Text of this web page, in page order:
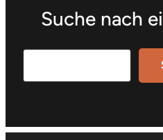
Suche nach
Search